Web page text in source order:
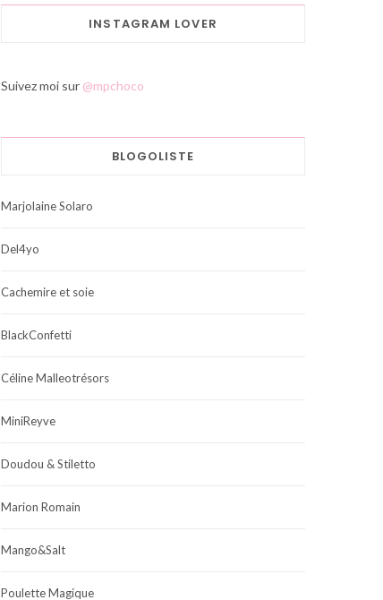
INSTAGRAM LOVER
Suivez moi sur @mpchoco
BLOGOLISTE
Marjolaine Solaro
Del4yo
Cachemire et soie
BlackConfetti
Céline Malleotrésors
MiniReyve
Doudou & Stiletto
Marion Romain
Mango&Salt
Poulette Magique